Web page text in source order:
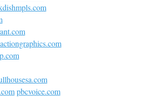
pbcvoice.com